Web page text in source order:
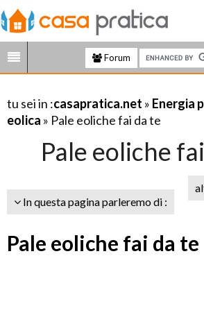
Forum
tu sei in :casapratica.net » Energia
eolica » Pale eoliche fai da te
Pale eoliche
In questa pagina parleremo di :
Pale eoliche fai da te